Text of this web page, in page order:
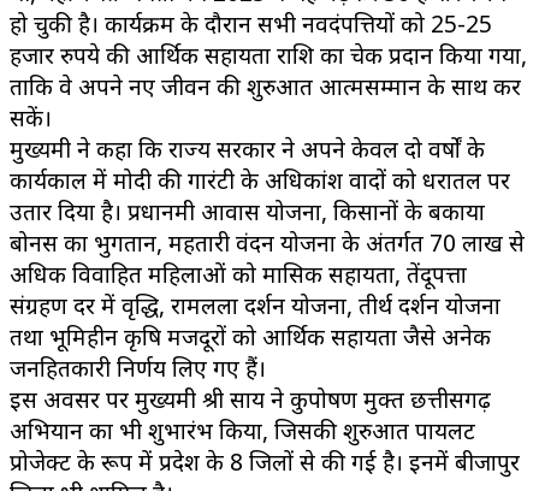
हो चुकी है। कार्यक्रम के दौरान सभी नवदंपत्तियों को 25-25
हजार रुपये की आर्थिक सहायता राशि का चेक प्रदान किया गया,
ताकि वे अपने नए जीवन की शुरुआत आत्मसम्मान के साथ कर
सकें।
मुख्यमंत्री ने कहा कि राज्य सरकार ने अपने केवल दो वर्षों के
कार्यकाल में मोदी की गारंटी के अधिकांश वादों को धरातल पर
उतार दिया है। प्रधानमंत्री आवास योजना, किसानों के बकाया
बोनस का भुगतान, महतारी वंदन योजना के अंतर्गत 70 लाख से
अधिक विवाहित महिलाओं को मासिक सहायता, तेंदूपत्ता
संग्रहण दर में वृद्धि, रामलला दर्शन योजना, तीर्थ दर्शन योजना
तथा भूमिहीन कृषि मजदूरों को आर्थिक सहायता जैसे अनेक
जनहितकारी निर्णय लिए गए हैं।
इस अवसर पर मुख्यमंत्री श्री साय ने कुपोषण मुक्त छत्तीसगढ़
अभियान का भी शुभारंभ किया, जिसकी शुरुआत पायलट
प्रोजेक्ट के रूप में प्रदेश के 8 जिलों से की गई है। इनमें बीजापुर